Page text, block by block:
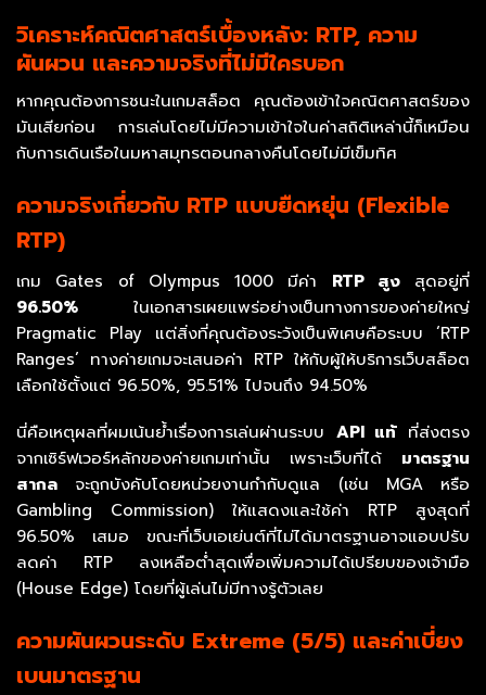
วิเคราะห์คณิตศาสตร์เบื้องหลัง: RTP, ความ
ผันผวน และความจริงที่ไม่มีใครบอก
หากคุณต้องการชนะในเกมสล็อต คุณต้องเข้าใจคณิตศาสตร์ของ
มันเสียก่อน การเล่นโดยไม่มีความเข้าใจในค่าสถิติเหล่านี้ก็เหมือน
กับการเดินเรือในมหาสมุทรตอนกลางคืนโดยไม่มีเข็มทิศ
ความจริงเกี่ยวกับ RTP แบบยืดหยุ่น (Flexible
RTP)
เกม Gates of Olympus 1000 มีค่า RTP สูงสุดอยู่ที่
96.50% ในเอกสารเผยแพร่อย่างเป็นทางการของค่ายใหญ่
Pragmatic Play แต่สิ่งที่คุณต้องระวังเป็นพิเศษคือระบบ ‘RTP
Ranges’ ทางค่ายเกมจะเสนอค่า RTP ให้กับผู้ให้บริการเว็บสล็อต
เลือกใช้ตั้งแต่ 96.50%, 95.51% ไปจนถึง 94.50%
นี่คือเหตุผลที่ผมเน้นย้ำเรื่องการเล่นผ่านระบบ API แท้ที่ส่งตรง
จากเซิร์ฟเวอร์หลักของค่ายเกมเท่านั้น เพราะเว็บที่ได้ มาตรฐาน
สากล จะถูกบังคับโดยหน่วยงานกำกับดูแล (เช่น MGA หรือ
Gambling Commission) ให้แสดงและใช้ค่า RTP สูงสุดที่
96.50% เสมอ ขณะที่เว็บเอเย่นต์ที่ไม่ได้มาตรฐานอาจแอบปรับ
ลดค่า RTP ลงเหลือต่ำสุดเพื่อเพิ่มความได้เปรียบของเจ้ามือ
(House Edge) โดยที่ผู้เล่นไม่มีทางรู้ตัวเลย
ความผันผวนระดับ Extreme (5/5) และค่าเบี่ยง
เบนมาตรฐาน